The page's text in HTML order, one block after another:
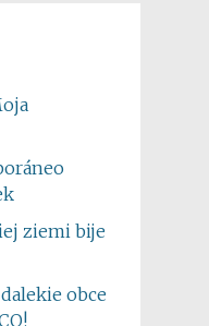
ziemi bije
obce